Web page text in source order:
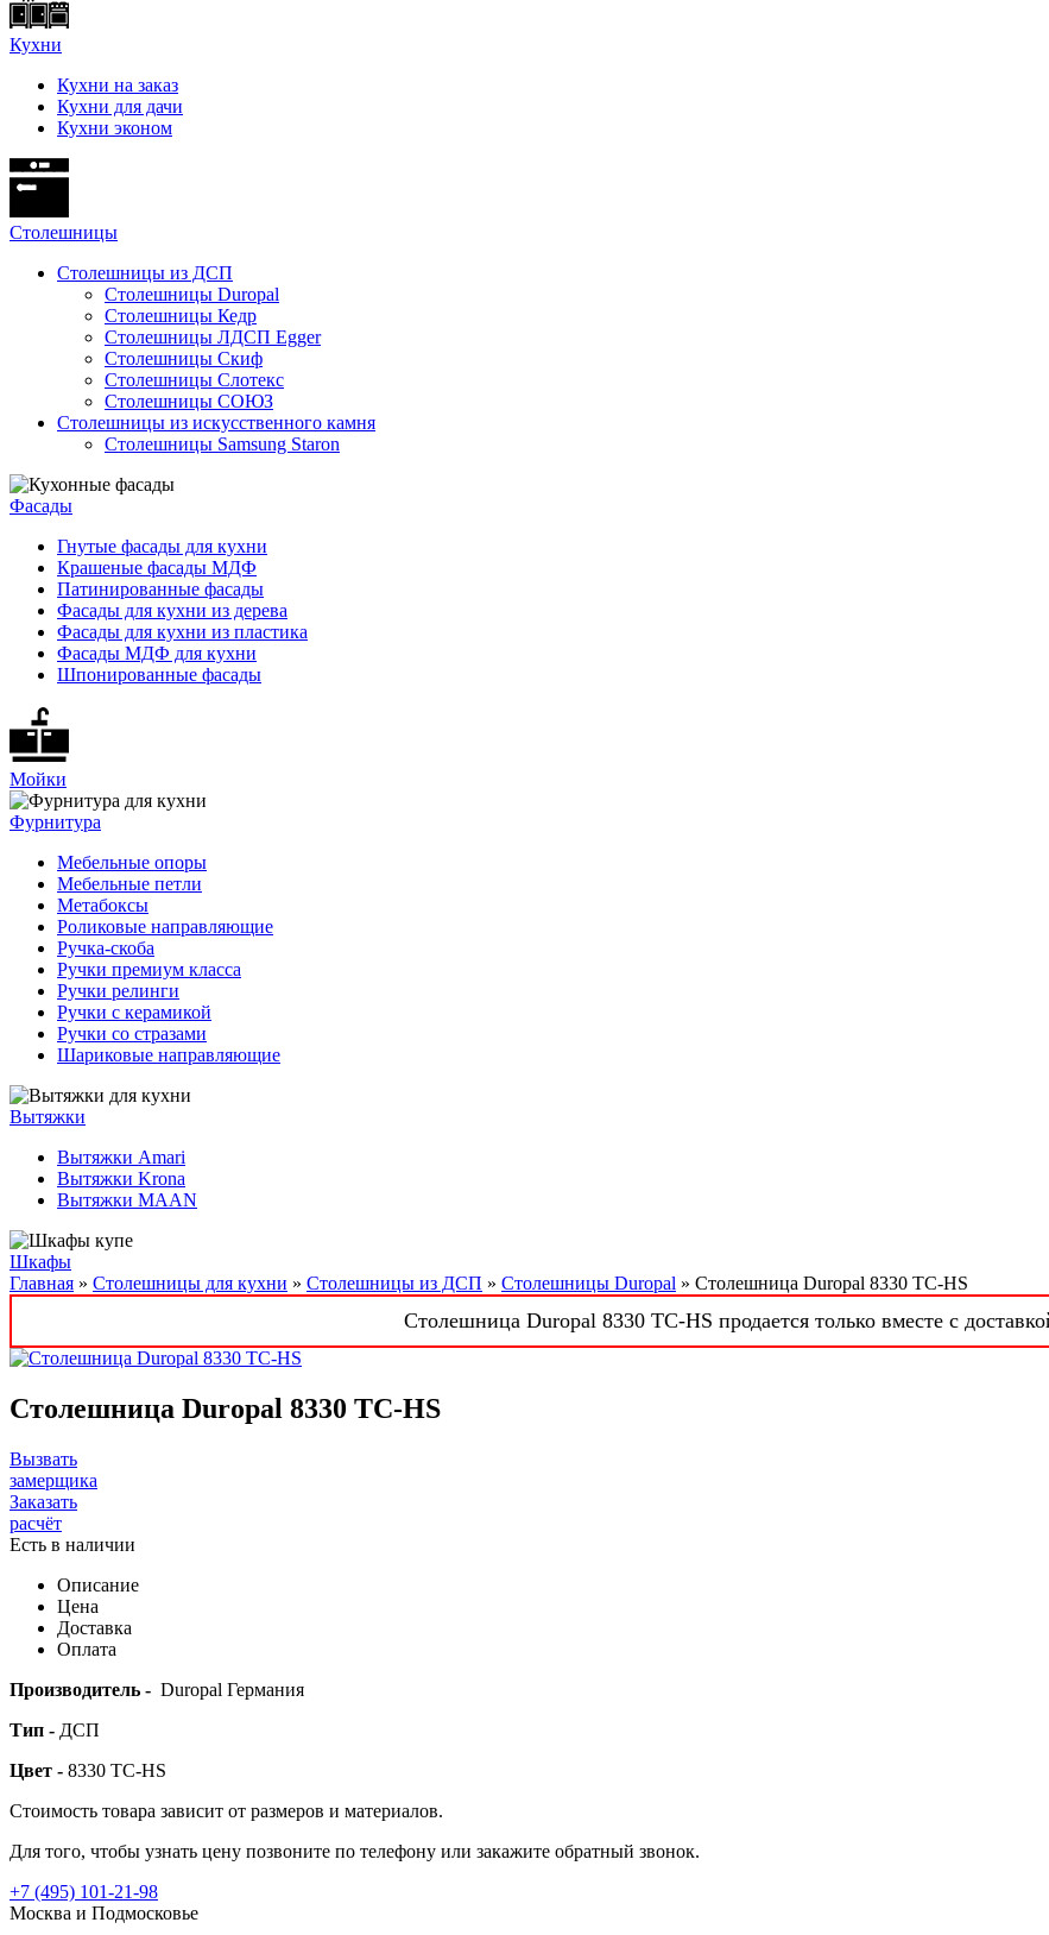
Кухни
Кухни на заказ
Кухни для дачи
Кухни эконом
Cтолешницы
Столешницы из ДСП
Столешницы Duropal
Столешницы Кедр
Столешницы ЛДСП Egger
Столешницы Скиф
Столешницы Слотекс
Столешницы СОЮЗ
Столешницы из искусственного камня
Столешницы Samsung Staron
Фасады
Гнутые фасады для кухни
Крашеные фасады МДФ
Патинированные фасады
Фасады для кухни из дерева
Фасады для кухни из пластика
Фасады МДФ для кухни
Шпонированные фасады
Мойки
Фурнитура
Мебельные опоры
Мебельные петли
Метабоксы
Роликовые направляющие
Ручка-скоба
Ручки премиум класса
Ручки релинги
Ручки с керамикой
Ручки со стразами
Шариковые направляющие
Вытяжки
Вытяжки Amari
Вытяжки Krona
Вытяжки MAAN
Шкафы
Главная » Столешницы для кухни » Столешницы из ДСП » Столешницы Duropal » Столешница Duropal 8330 TC-HS
Столешница Duropal 8330 TC-HS продается только вместе с
Столешница Duropal 8330 TC-HS
Вызвать
замерщика
Заказать
расчёт
Есть в наличии
Описание
Цена
Доставка
Оплата
Производитель - Duropal Германия
Тип - ДСП
Цвет - 8330 TC-HS
Стоимость товара зависит от размеров и материалов.
Для того, чтобы узнать цену позвоните по телефону или закажите обратный звонок.
+7 (495) 101-21-98
Москва и Подмосковье